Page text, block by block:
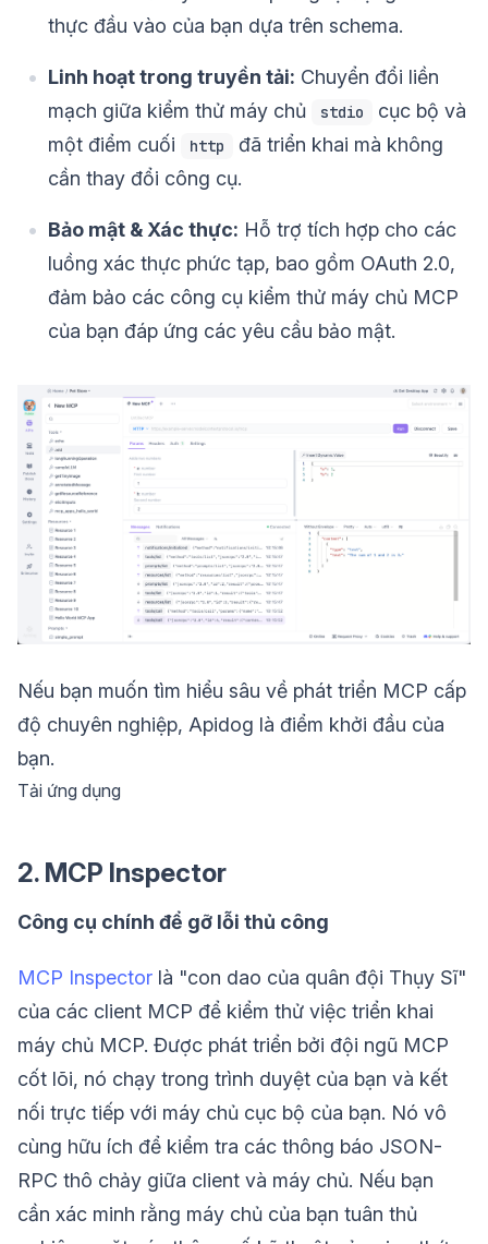
thực đầu vào của bạn dựa trên schema.
Linh hoạt trong truyền tải: Chuyển đổi liền
mạch giữa kiểm thử máy chủ
stdio
cục bộ và
một điểm cuối
http
đã triển khai mà không
cần thay đổi công cụ.
Bảo mật & Xác thực: Hỗ trợ tích hợp cho các
luồng xác thực phức tạp, bao gồm OAuth 2.0,
đảm bảo các công cụ kiểm thử máy chủ MCP
của bạn đáp ứng các yêu cầu bảo mật.
Nếu bạn muốn tìm hiểu sâu về phát triển MCP cấp
độ chuyên nghiệp, Apidog là điểm khởi đầu của
bạn.
Tải ứng dụng
2. MCP Inspector
Công cụ chính để gỡ lỗi thủ công
MCP Inspector là "con dao của quân đội Thụy Sĩ"
của các client MCP để kiểm thử việc triển khai
máy chủ MCP. Được phát triển bởi đội ngũ MCP
cốt lõi, nó chạy trong trình duyệt của bạn và kết
nối trực tiếp với máy chủ cục bộ của bạn. Nó vô
cùng hữu ích để kiểm tra các thông báo JSON-
RPC thô chảy giữa client và máy chủ. Nếu bạn
cần xác minh rằng máy chủ của bạn tuân thủ